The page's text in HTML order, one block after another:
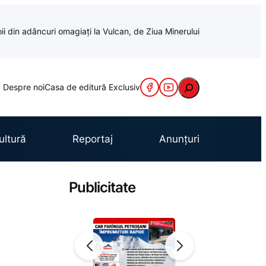
din adâncuri omagiați la Vulcan, de Ziua Minerului
Despre noiCasa de editură Exclusiv Caută
Reportaj Anunțuri
Publicitate